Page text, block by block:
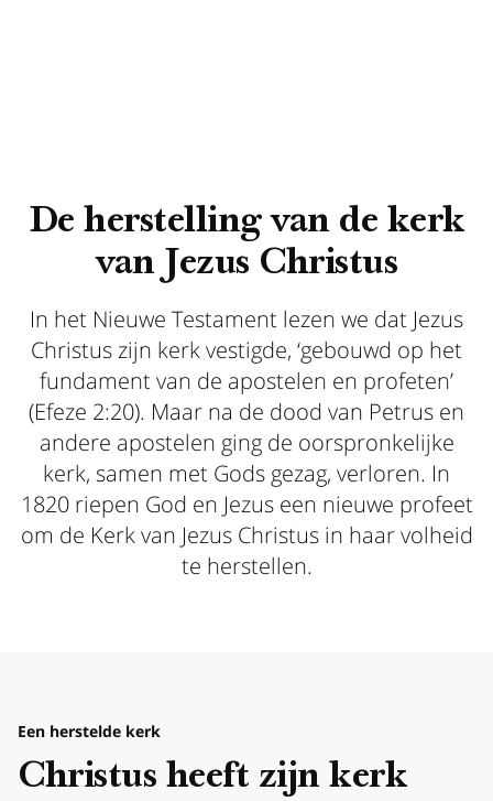
De herstelling van de kerk
van Jezus Christus
In het Nieuwe Testament lezen we dat Jezus
Christus zijn kerk vestigde, ‘gebouwd op het
fundament van de apostelen en profeten’
(Efeze 2:20). Maar na de dood van Petrus en
andere apostelen ging de oorspronkelijke
kerk, samen met Gods gezag, verloren. In
1820 riepen God en Jezus een nieuwe profeet
om de Kerk van Jezus Christus in haar volheid
te herstellen.
Een herstelde kerk
Christus heeft zijn kerk